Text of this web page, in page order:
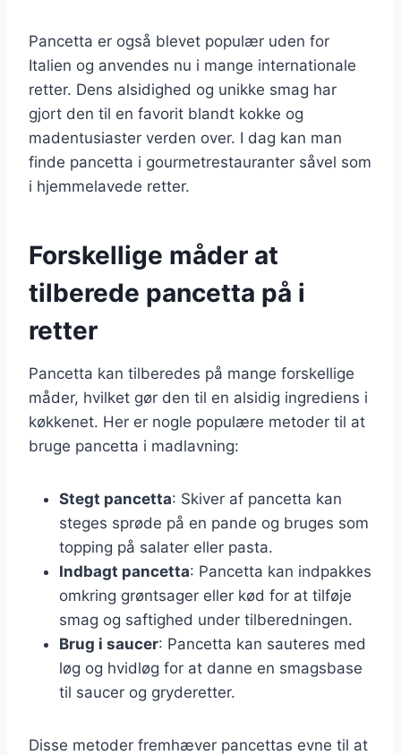
Pancetta er også blevet populær uden for
Italien og anvendes nu i mange internationale
retter. Dens alsidighed og unikke smag har
gjort den til en favorit blandt kokke og
madentusiaster verden over. I dag kan man
finde pancetta i gourmetrestauranter såvel som
i hjemmelavede retter.
Forskellige måder at
tilberede pancetta på i
retter
Pancetta kan tilberedes på mange forskellige
måder, hvilket gør den til en alsidig ingrediens i
køkkenet. Her er nogle populære metoder til at
bruge pancetta i madlavning:
Stegt pancetta: Skiver af pancetta kan
steges sprøde på en pande og bruges som
topping på salater eller pasta.
Indbagt pancetta: Pancetta kan indpakkes
omkring grøntsager eller kød for at tilføje
smag og saftighed under tilberedningen.
Brug i saucer: Pancetta kan sauteres med
løg og hvidløg for at danne en smagsbase
til saucer og gryderetter.
Disse metoder fremhæver pancettas evne til at